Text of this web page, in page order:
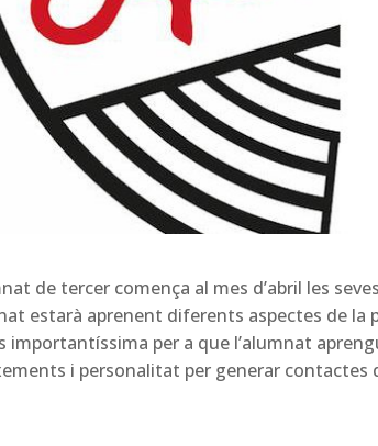
de tercer comença al mes d’abril les
estarà aprenent diferents aspectes de
importantíssima per a que l’alumnat
i personalitat per generar contactes